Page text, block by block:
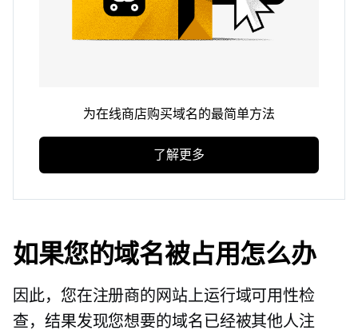
为在线商店购买域名的最简单方法
了解更多
如果您的域名被占用怎么办
因此，您在注册商的网站上运行域可用性检
查，结果发现您想要的域名已经被其他人注